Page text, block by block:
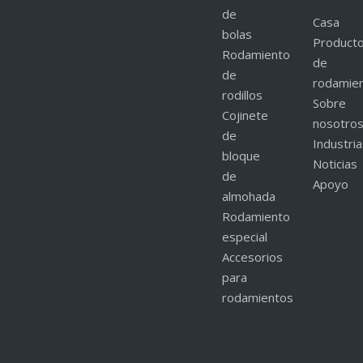
de
bolas
Rodamiento
de
rodillos
Cojinete
de
bloque
de
almohada
Rodamiento
especial
Accesorios
para
rodamientos
Casa
de
Sobre
nosotros
Noticias
Apoyo